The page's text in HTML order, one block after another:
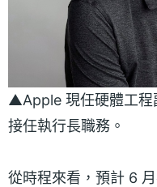
▲Apple 現任硬體工程
接任執行長職務。
從時程來看，預計 6